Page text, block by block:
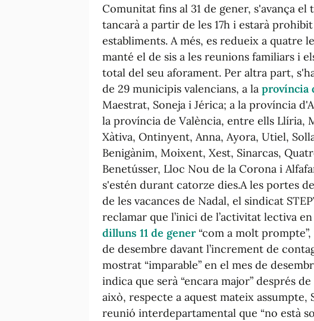
Comunitat fins al 31 de gener, s'avança
tancarà a partir de les 17h i estarà
establiments. A més, es redueix a quatre
manté el de sis a les reunions familiars i
total del seu aforament. Per altra part,
de 29 municipis valencians, a la província
Maestrat, Soneja i Jérica; a la província
la província de València, entre ells Llíria,
Xàtiva, Ontinyent, Anna, Ayora, Utiel,
Benigànim, Moixent, Xest, Sinarcas,
Benetússer, Lloc Nou de la Corona i
s'estén durant catorze dies.A les portes
de les vacances de Nadal, el sindicat
reclamar que l’inici de l’activitat lectiva
dilluns 11 de gener“com a molt
de desembre davant l’increment de
mostrat “imparable” en el mes de
indica que serà “encara major” després
això, respecte a aquest mateix
reunió interdepartamental que “no està